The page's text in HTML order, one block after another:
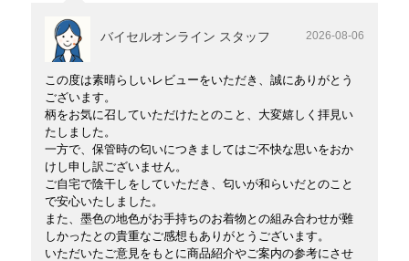
バイセルオンライン スタッフ 2026-08-06
この度は素晴らしいレビューをいただき、誠にありがとう
ございます。
柄をお気に召していただけたとのこと、大変嬉しく拝見い
たしました。
一方で、保管時の匂いにつきましてはご不快な思いをおか
けし申し訳ございません。
ご自宅で陰干しをしていただき、匂いが和らいだとのこと
で安心いたしました。
また、墨色の地色がお手持ちのお着物との組み合わせが難
しかったとの貴重なご感想もありがとうございます。
いただいたご意見をもとに商品紹介やご案内の参考にさせ